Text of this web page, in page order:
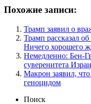
Похожие записи:
Трамп заявил о
Трамп рассказал
Ничего хорошего
Немедленно: Бен-
суверенитета
Макрон заявил,
геноцидом
Поиск